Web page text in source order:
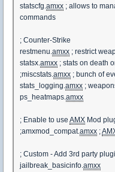
statscfg.amxx ; allows to
commands
; Counter-Strike
restmenu.amxx ; restrict
statsx.amxx ; stats on death
;miscstats.amxx ; bunch of
stats_logging.amxx ;
ps_heatmaps.amxx
; Enable to use AMX Mod
;amxmod_compat.amxx ;
; Custom - Add 3rd party
jailbreak_basicinfo.amxx